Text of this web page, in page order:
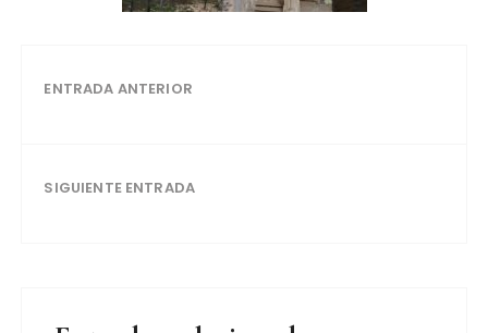
ENTRADA ANTERIOR
SIGUIENTE ENTRADA